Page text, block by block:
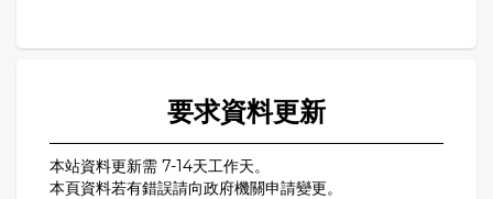
要求資料更新
本站資料更新需 7-14天工作天。
本頁資料若有錯誤請向政府機關申請變更。